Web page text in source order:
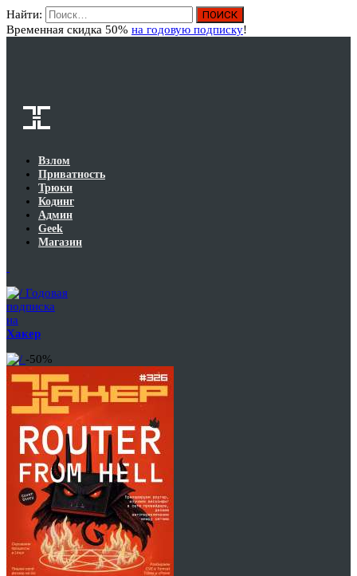
Найти:
Временная скидка 50% на годовую подписку!
Взлом
Приватность
Трюки
Кодинг
Админ
Geek
Магазин
Годовая
подписка
на
Хакер
-50%